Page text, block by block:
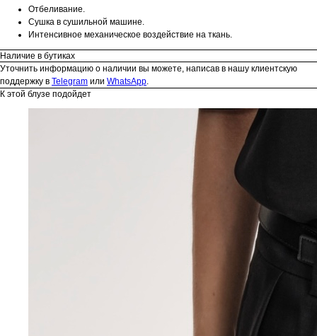
Отбеливание.
Сушка в сушильной машине.
Интенсивное механическое воздействие на ткань.
Наличие в бутиках
Уточнить информацию о наличии вы можете, написав в нашу клиентскую
поддержку в Telegram или WhatsApp
К этой блузе подойдет